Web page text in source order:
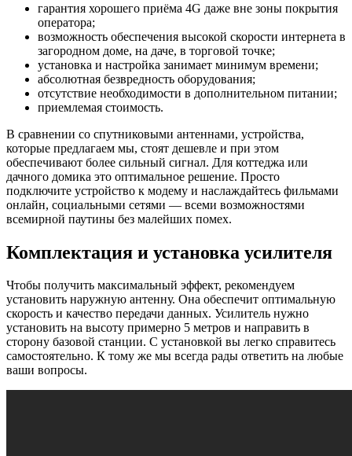
гарантия хорошего приёма 4G даже вне зоны покрытия
оператора;
возможность обеспечения высокой скорости интернета в
загородном доме, на даче, в торговой точке;
установка и настройка занимает минимум времени;
абсолютная безвредность оборудования;
отсутствие необходимости в дополнительном питании;
приемлемая стоимость.
В сравнении со спутниковыми антеннами, устройства,
которые предлагаем мы, стоят дешевле и при этом
обеспечивают более сильный сигнал. Для коттеджа или
дачного домика это оптимальное решение. Просто
подключите устройство к модему и наслаждайтесь фильмами
онлайн, социальными сетями — всеми возможностями
всемирной паутины без малейших помех.
Комплектация и установка усилителя
Чтобы получить максимальный эффект, рекомендуем
установить наружную антенну. Она обеспечит оптимальную
скорость и качество передачи данных. Усилитель нужно
установить на высоту примерно 5 метров и направить в
сторону базовой станции. С установкой вы легко справитесь
самостоятельно. К тому же мы всегда рады ответить на любые
ваши вопросы.